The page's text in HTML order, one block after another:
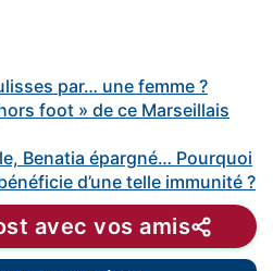
par… une femme ?
foot » de ce Marseillais
Benatia épargné… Pourquoi
d’une telle immunité ?
avec vos amis